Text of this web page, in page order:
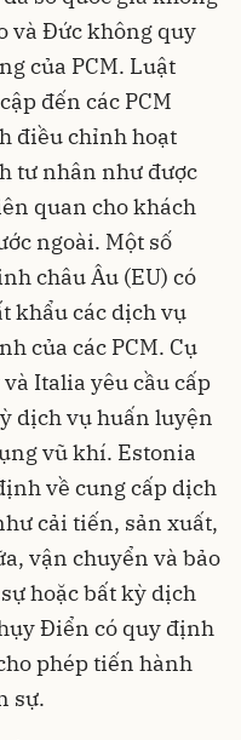
và Đức không quy
của PCM. Luật
đến các PCM
điều chỉnh hoạt
tư nhân như được
quan cho khách
ngoài. Một số
châu Âu (EU) có
khẩu các dịch vụ
của các PCM. Cụ
Italia yêu cầu cấp
dịch vụ huấn luyện
vũ khí. Estonia
về cung cấp dịch
cải tiến, sản xuất,
vận chuyển và bảo
hoặc bất kỳ dịch
Điển có quy định
phép tiến hành
sự.